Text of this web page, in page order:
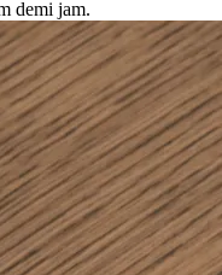
demi jam.